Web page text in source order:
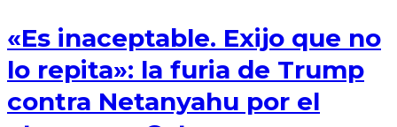
«Es inaceptable. Exijo que no
lo repita»: la furia de Trump
contra Netanyahu por el